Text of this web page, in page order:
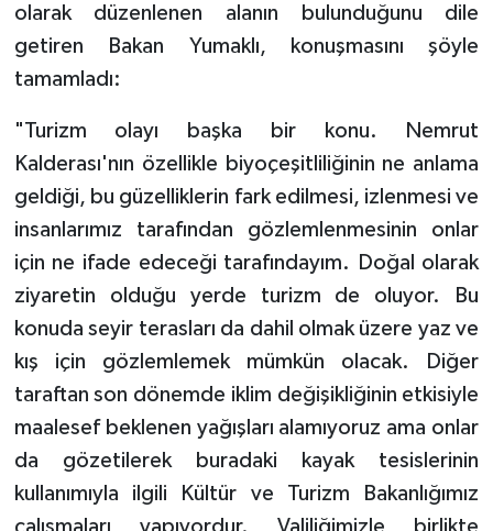
olarak düzenlenen alanın bulunduğunu dile
getiren Bakan Yumaklı, konuşmasını şöyle
tamamladı:
"Turizm olayı başka bir konu. Nemrut
Kalderası'nın özellikle biyoçeşitliliğinin ne anlama
geldiği, bu güzelliklerin fark edilmesi, izlenmesi ve
insanlarımız tarafından gözlemlenmesinin onlar
için ne ifade edeceği tarafındayım. Doğal olarak
ziyaretin olduğu yerde turizm de oluyor. Bu
konuda seyir terasları da dahil olmak üzere yaz ve
kış için gözlemlemek mümkün olacak. Diğer
taraftan son dönemde iklim değişikliğinin etkisiyle
maalesef beklenen yağışları alamıyoruz ama onlar
da gözetilerek buradaki kayak tesislerinin
kullanımıyla ilgili Kültür ve Turizm Bakanlığımız
çalışmaları yapıyordur. Valiliğimizle birlikte